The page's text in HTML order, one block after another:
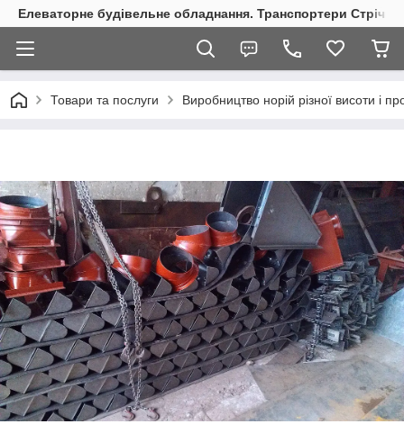
Елеваторне будівельне обладнання. Транспортери
Товари та послуги Виробництво норій різної висоти і